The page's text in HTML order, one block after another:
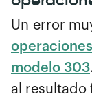
Un error
modelo 303.
al resultado